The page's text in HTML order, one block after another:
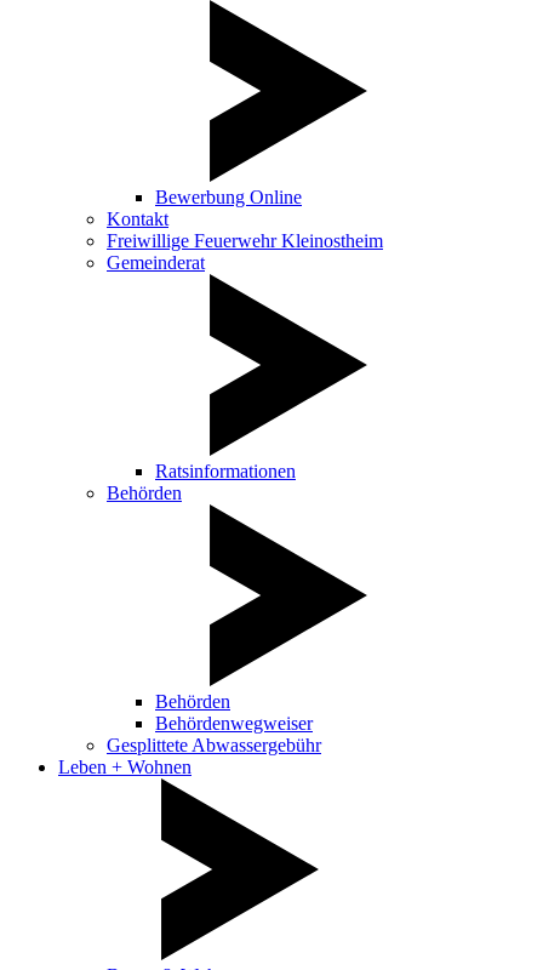
Bewerbung Online
Kontakt
Freiwillige Feuerwehr Kleinostheim
Gemeinderat
Ratsinformationen
Behörden
Behörden
Behördenwegweiser
Gesplittete Abwassergebühr
Leben + Wohnen